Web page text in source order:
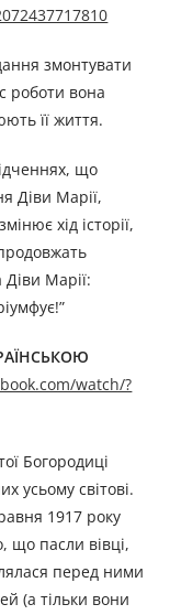
змонтувати
роботи вона
її життя.
що
Діви Марії,
хід історії,
Марії:
watch/?
Богородиці
усьому світові.
1917 року
що пасли вівці,
перед ними
(а тільки вони